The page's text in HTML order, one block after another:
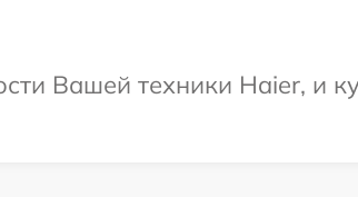
Вашей техники Haier, и